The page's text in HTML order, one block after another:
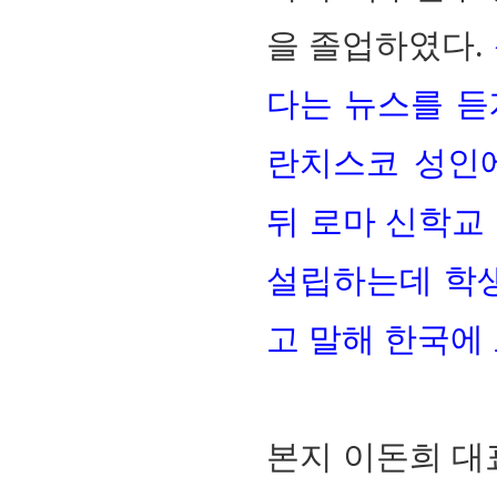
을 졸업하였다.
다는 뉴스를
란치스코 성인
뒤 로마 신학
설립하는데 학
고 말해 한국에
본지 이돈희